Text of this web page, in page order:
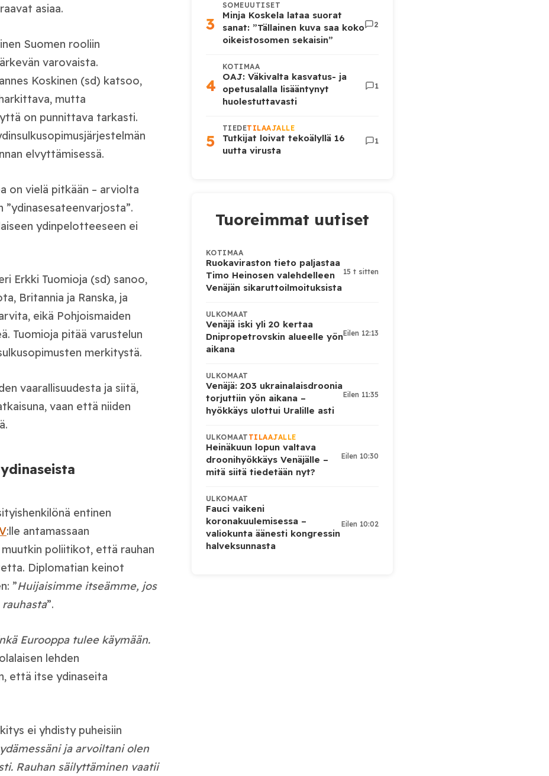
asiaa.
Suomen rooliin
varovaista.
Koskinen (sd) katsoo,
mutta
on punnittava tarkasti.
elvyttämisessä.
on vielä pitkään – arviolta
”ydinasesateenvarjosta”.
ydinpelotteeseen ei
Erkki Tuomioja (sd) sanoo,
Britannia ja Ranska, ja
eikä Pohjoismaiden
Tuomioja pitää varustelun
merkitystä.
vaarallisuudesta ja siitä,
vaan että niiden
entinen
:lle antamassaan
poliitikot, että rauhan
Diplomatian keinot
”Huijaisimme itseämme, jos
”.
Eurooppa tulee käymään.
lehden
että itse ydinaseita
ei yhdisty puheisiin
ja arvoiltani olen
Rauhan säilyttäminen vaatii
3
SOMEUUTISET
Minja Koskela lataa suorat
sanat: ”Tällainen kuva saa koko
oikeistosomen sekaisin”
2
4
KOTIMAA
OAJ: Väkivalta kasvatus- ja
opetusalalla lisääntynyt
huolestuttavasti
1
5
TIEDETILAAJALLE
Tutkijat loivat tekoälyllä 16
uutta virusta
1
Tuoreimmat uutiset
KOTIMAA
Ruokaviraston tieto paljastaa
Timo Heinosen valehdelleen
Venäjän sikaruttoilmoituksista
15 t sitten
ULKOMAAT
Venäjä iski yli 20 kertaa
Dnipropetrovskin alueelle yön
aikana
Eilen 12:13
ULKOMAAT
Venäjä: 203 ukrainalaisdroonia
torjuttiin yön aikana –
hyökkäys ulottui Uralille asti
Eilen 11:35
ULKOMAAT TILAAJALLE
Heinäkuun lopun valtava
droonihyökkäys Venäjälle –
mitä siitä tiedetään nyt?
Eilen 10:30
ULKOMAAT
Fauci vaikeni
koronakuulemisessa –
valiokunta äänesti kongressin
halveksunnasta
Eilen 10:02